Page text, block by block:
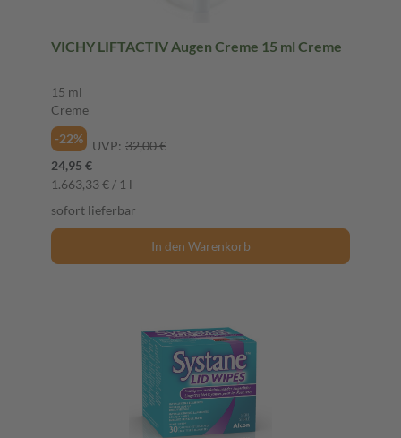
VICHY LIFTACTIV Augen Creme 15 ml Creme
15 ml
Creme
-22%
UVP: 32,00 €
24,95 €
1.663,33 € / 1 l
sofort lieferbar
In den Warenkorb